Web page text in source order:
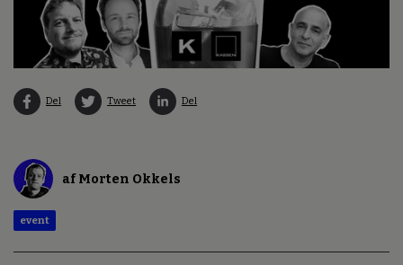
Del Tweet Del
af Morten Okkels
event